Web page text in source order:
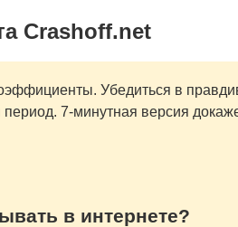
Crashoff.net
Убедиться в
7-минутная версия
в интернете?